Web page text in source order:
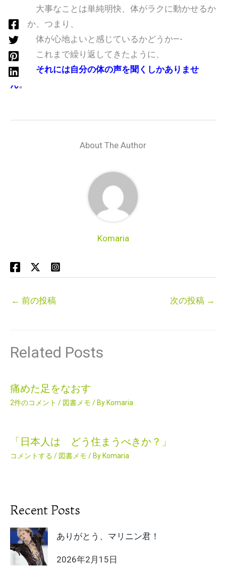
大事なことは単純明快、体がラクに動かせるか
どうか、つまり、
体が心地よいと感じているかどうか—-
これまで繰り返してきたように、
それには自分の体の声を聞くしかありませ
ん。
About The Author
Komaria
← 前の投稿 次の投稿 →
Related Posts
痛めた足をなおす
2件のコメント / 図書メモ / By Komaria
「日本人は どう住まうべきか？」
コメントする / 図書メモ / By Komaria
Recent Posts
ありがとう、マリニン君！
2026年2月15日